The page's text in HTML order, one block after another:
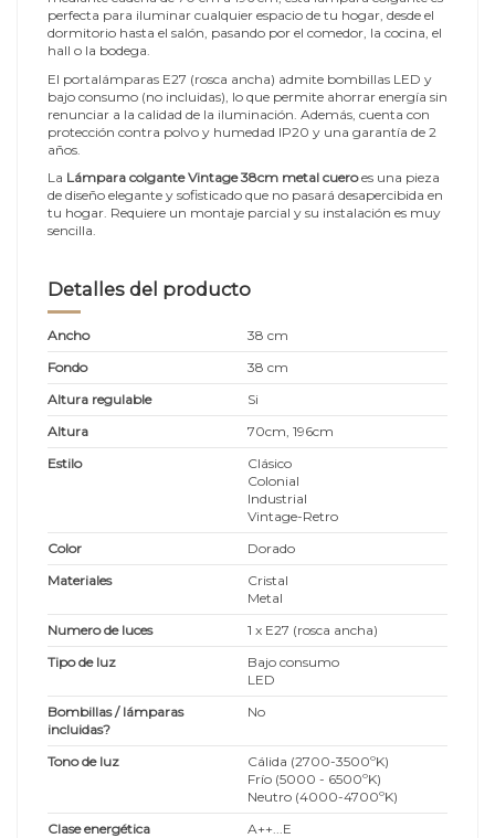
perfecta para iluminar cualquier espacio de tu hogar, desde el
dormitorio hasta el salón, pasando por el comedor, la cocina, el
hall o la bodega.
El portalámparas E27 (rosca ancha) admite bombillas LED y
bajo consumo (no incluidas), lo que permite ahorrar energía sin
renunciar a la calidad de la iluminación. Además, cuenta con
protección contra polvo y humedad IP20 y una garantía de 2
años.
La Lámpara colgante Vintage 38cm metal cueroes una pieza
de diseño elegante y sofisticado que no pasará desapercibida en
tu hogar. Requiere un montaje parcial y su instalación es muy
sencilla.
Detalles del producto
Ancho
38 cm
Fondo
38 cm
Altura regulable
Si
Altura
70cm, 196cm
Estilo
Clásico
Colonial
Industrial
Vintage-Retro
Color
Dorado
Materiales
Cristal
Metal
Numero de luces
1 x E27 (rosca ancha)
Tipo de luz
Bajo consumo
LED
Bombillas / lámparas
incluidas?
No
Tono de luz
Cálida (2700-3500ºK)
Frío (5000 - 6500ºK)
Neutro (4000-4700ºK)
Clase energética
A++...E